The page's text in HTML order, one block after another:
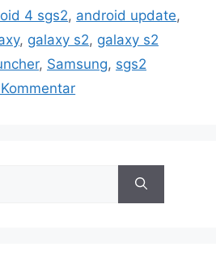
4 sgs2, android update,
, galaxy s2, galaxy s2
, Samsung, sgs2